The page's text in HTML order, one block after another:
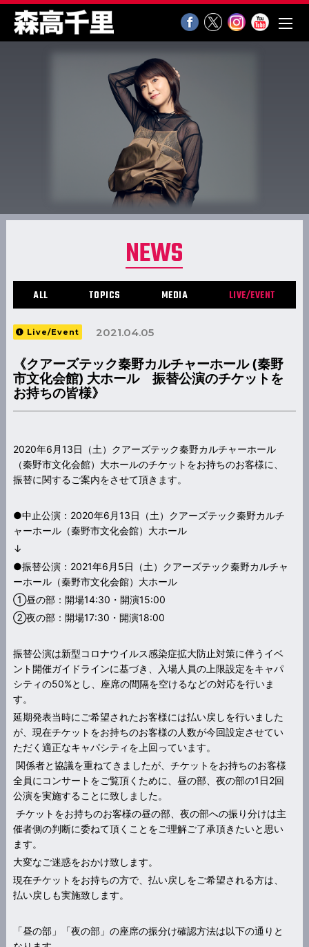
NEWS
ALL TOPICS MEDIA LIVE/EVENT
Live/Event 2021.04.05
《クアーズテック秦野カルチャーホール (秦野
市文化会館) 大ホール 振替公演のチケットを
お持ちの皆様》
2020年6月13日（土）クアーズテック秦野カルチャーホール
（秦野市文化会館）大ホールのチケットをお持ちのお客様に、
振替に関するご案内をさせて頂きます。
●中止公演：2020年6月13日（土）クアーズテック秦野カルチ
ャーホール（秦野市文化会館）大ホール
↓
●振替公演：2021年6月5日（土）クアーズテック秦野カルチャ
ーホール（秦野市文化会館）大ホール
①昼の部：開場14:30・開演15:00
②夜の部：開場17:30・開演18:00
振替公演は新型コロナウイルス感染症拡大防止対策に伴うイベ
ント開催ガイドラインに基づき、入場人員の上限設定をキャパ
シティの50%とし、座席の間隔を空けるなどの対応を行いま
す。
延期発表当時にご希望されたお客様には払い戻しを行いました
が、現在チケットをお持ちのお客様の人数が今回設定させてい
ただく適正なキャパシティを上回っています。
関係者と協議を重ねてきましたが、チケットをお持ちのお客様
全員にコンサートをご覧頂くために、昼の部、夜の部の1日2回
公演を実施することに致しました。
チケットをお持ちのお客様の昼の部、夜の部への振り分けは主
催者側の判断に委ねて頂くことをご理解ご了承頂きたいと思い
ます。
大変なご迷惑をおかけ致します。
現在チケットをお持ちの方で、払い戻しをご希望される方は、
払い戻しも実施致します。
「昼の部」「夜の部」の座席の振分け確認方法は以下の通りと